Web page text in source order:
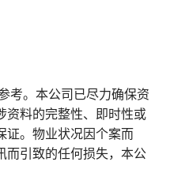
考。本公司已尽力确保资
资料的完整性、即时性或
证。物业状况因个案而
而引致的任何损失，本公